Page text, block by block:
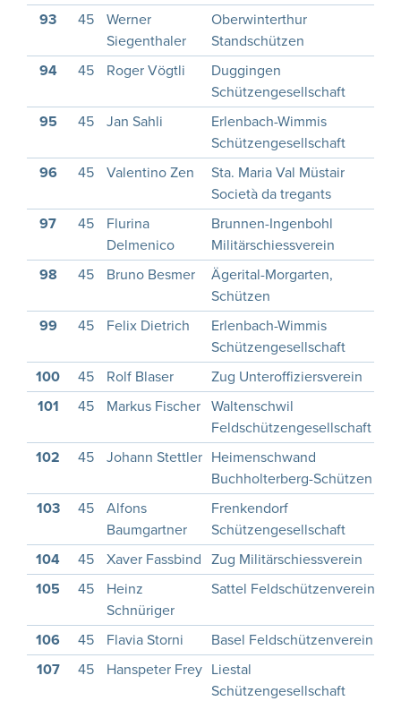
93 45
Werner
Siegenthaler
Oberwinterthur
Standschützen
94 45 Roger Vögtli
Duggingen
Schützengesellschaft
95 45 Jan Sahli
Erlenbach-Wimmis
Schützengesellschaft
96 45 Valentino Zen
Sta. Maria Val Müstair
Società da tregants
97 45
Flurina
Delmenico
Brunnen-Ingenbohl
Militärschiessverein
98 45 Bruno Besmer
Ägerital-Morgarten,
Schützen
99 45 Felix Dietrich
Erlenbach-Wimmis
Schützengesellschaft
100 45 Rolf Blaser Zug Unteroffiziersverein
101
45 Markus Fischer
Waltenschwil
Feldschützengesellschaft
102 45 Johann Stettler Heimenschwand
Buchholterberg-Schützen
103 45
Alfons
Baumgartner
Frenkendorf
Schützengesellschaft
104 45 Xaver Fassbind Zug Militärschiessverein
105
45
Heinz
Schnüriger
Sattel Feldschützenverein
106 45 Flavia Storni Basel Feldschützenverein
107
45 Hanspeter Frey Liestal
Schützengesellschaft